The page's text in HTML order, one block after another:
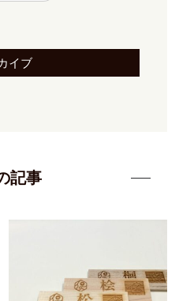
イブ
記事